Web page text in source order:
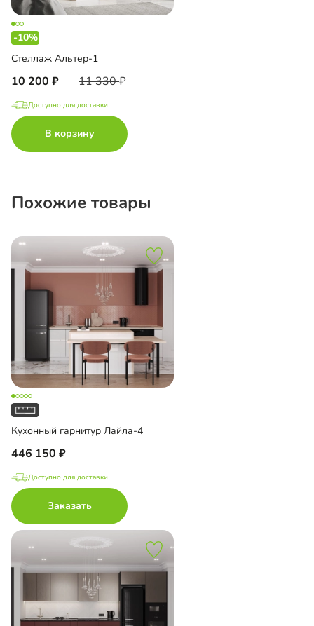
-10%
Стеллаж Альтер-1
10 200 11 330
Доступно для доставки
В корзину
Похожие товары
Кухонный гарнитур Лайла-4
446 150
Доступно для доставки
Заказать